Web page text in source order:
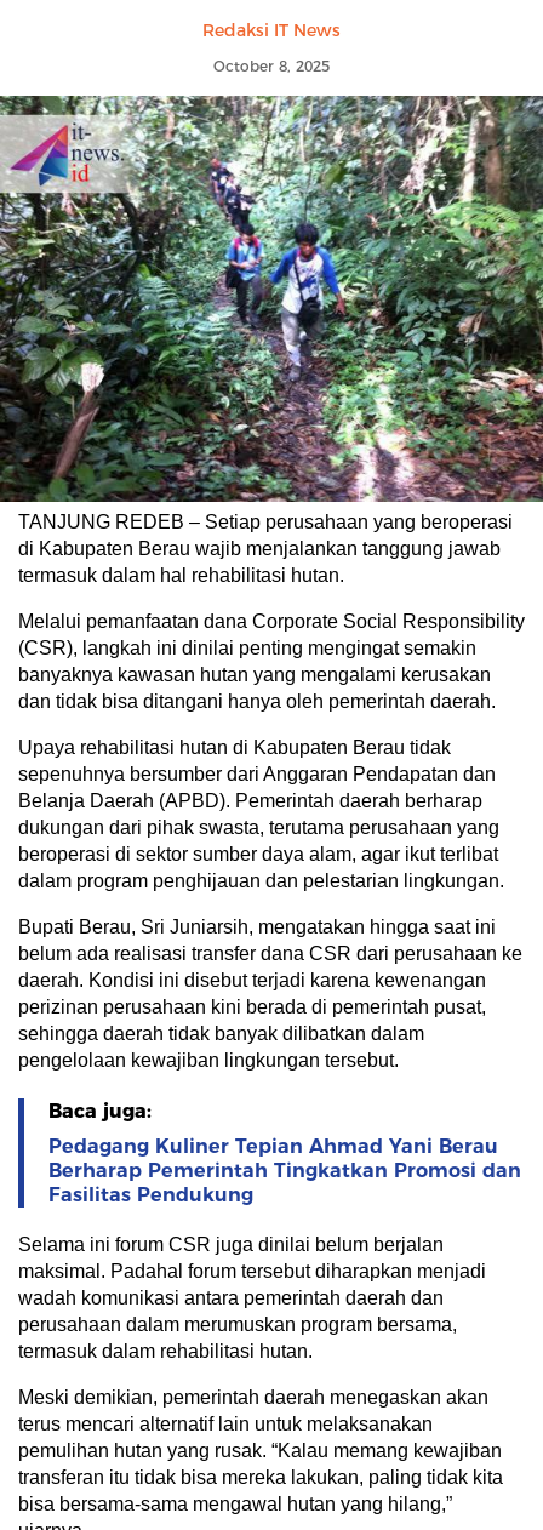
Redaksi IT News
October 8, 2025
TANJUNG REDEB – Setiap perusahaan yang beroperasi
di Kabupaten Berau wajib menjalankan tanggung jawab
termasuk dalam hal rehabilitasi hutan.
Melalui pemanfaatan dana Corporate Social Responsibility
(CSR), langkah ini dinilai penting mengingat semakin
banyaknya kawasan hutan yang mengalami kerusakan
dan tidak bisa ditangani hanya oleh pemerintah daerah.
Upaya rehabilitasi hutan di Kabupaten Berau tidak
sepenuhnya bersumber dari Anggaran Pendapatan dan
Belanja Daerah (APBD). Pemerintah daerah berharap
dukungan dari pihak swasta, terutama perusahaan yang
beroperasi di sektor sumber daya alam, agar ikut terlibat
dalam program penghijauan dan pelestarian lingkungan.
Bupati Berau, Sri Juniarsih, mengatakan hingga saat ini
belum ada realisasi transfer dana CSR dari perusahaan ke
daerah. Kondisi ini disebut terjadi karena kewenangan
perizinan perusahaan kini berada di pemerintah pusat,
sehingga daerah tidak banyak dilibatkan dalam
pengelolaan kewajiban lingkungan tersebut.
Baca juga:
Pedagang Kuliner Tepian Ahmad Yani Berau
Berharap Pemerintah Tingkatkan Promosi dan
Fasilitas Pendukung
Selama ini forum CSR juga dinilai belum berjalan
maksimal. Padahal forum tersebut diharapkan menjadi
wadah komunikasi antara pemerintah daerah dan
perusahaan dalam merumuskan program bersama,
termasuk dalam rehabilitasi hutan.
Meski demikian, pemerintah daerah menegaskan akan
terus mencari alternatif lain untuk melaksanakan
pemulihan hutan yang rusak. “Kalau memang kewajiban
transferan itu tidak bisa mereka lakukan, paling tidak kita
bisa bersama-sama mengawal hutan yang hilang,”